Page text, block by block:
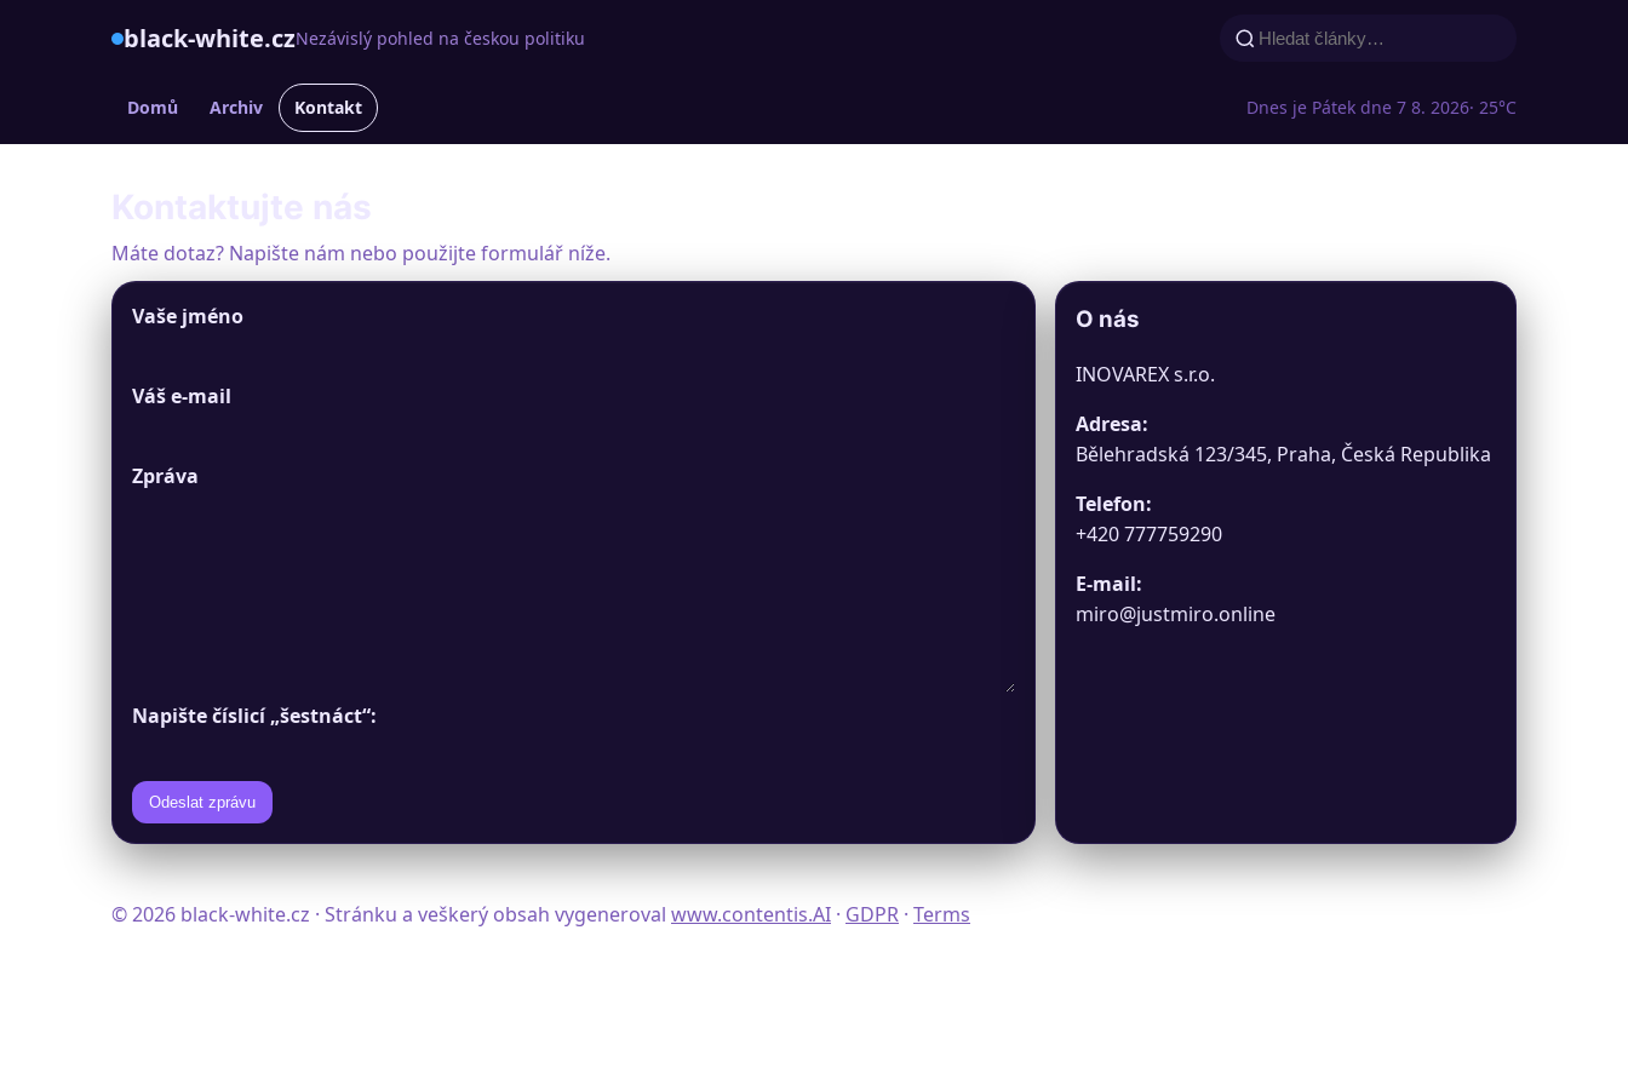
black-white.czNezávislý pohled na českou politiku
Domů Archiv Kontakt Dnes je Pátek dne 7 8. 2026· 25°C
Máte dotaz? Napište nám nebo použijte formulář níže.
Vaše jméno
Váš e-mail
Zpráva
Napište číslicí „šestnáct“:
Odeslat zprávu
O nás
INOVAREX s.r.o.
Adresa:
Bělehradská 123/345, Praha, Česká Republika
Telefon:
+420 777759290
E-mail:
miro@justmiro.online
© 2026 black-white.cz · Stránku a veškerý obsah vygeneroval www.contentis.AI · GDPR · Terms